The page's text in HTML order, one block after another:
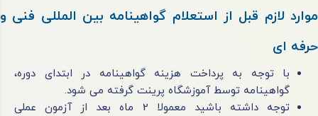
موارد لازم قبل از استعلام گواهینامه بین المللی فنی و
حرفه ای
با توجه به پرداخت هزینه گواهینامه در ابتدای دوره،
گواهینامه توسط آموزشگاه پرینت گرفته می شود.
توجه داشته باشید معمولا 2 ماه بعد از آزمون عملی